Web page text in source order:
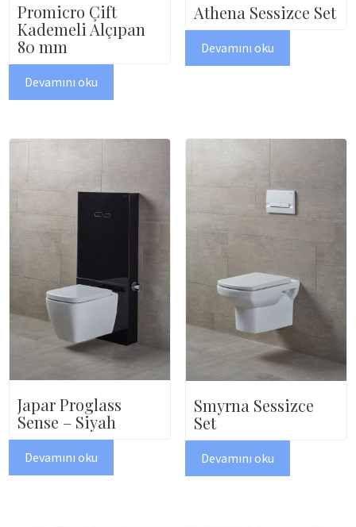
Promicro Çift
Kademeli Alçıpan
80 mm
Devamını oku
Athena Sessizce Set
Devamını oku
Japar Proglass
Sense – Siyah
Devamını oku
Smyrna Sessizce
Set
Devamını oku